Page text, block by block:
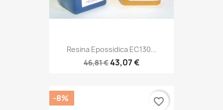
Resina Epossidica EC130...
46,81 €43,07 €
-8% favorite_border